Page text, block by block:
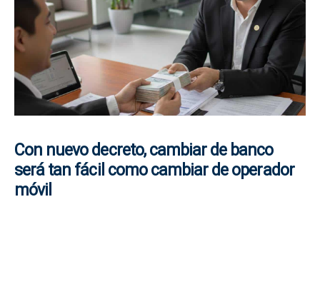
Con nuevo decreto, cambiar de banco
será tan fácil como cambiar de operador
móvil